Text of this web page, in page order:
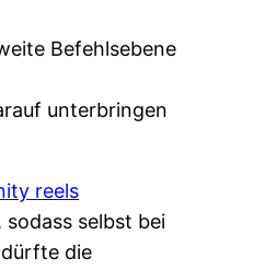
Befehlsebene
unterbringen
reels
selbst bei
die